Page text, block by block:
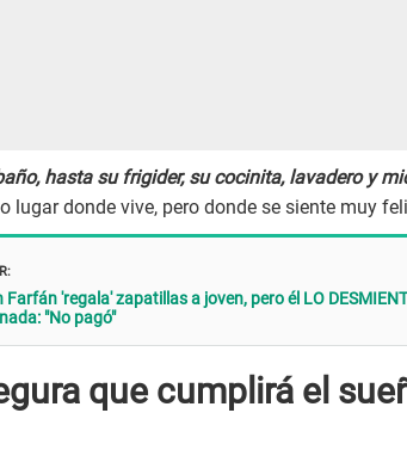
hasta su frigider, su cocinita, lavadero y
lugar donde vive, pero donde se siente muy
'regala' zapatillas a joven, pero él LO
"No pagó"
que cumplirá el